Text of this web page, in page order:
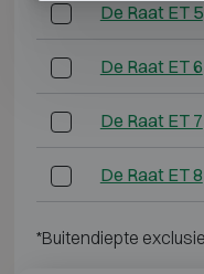
De Raat ET 5
De Raat ET 6
De Raat ET 7
De Raat ET 8
*Buitendiepte